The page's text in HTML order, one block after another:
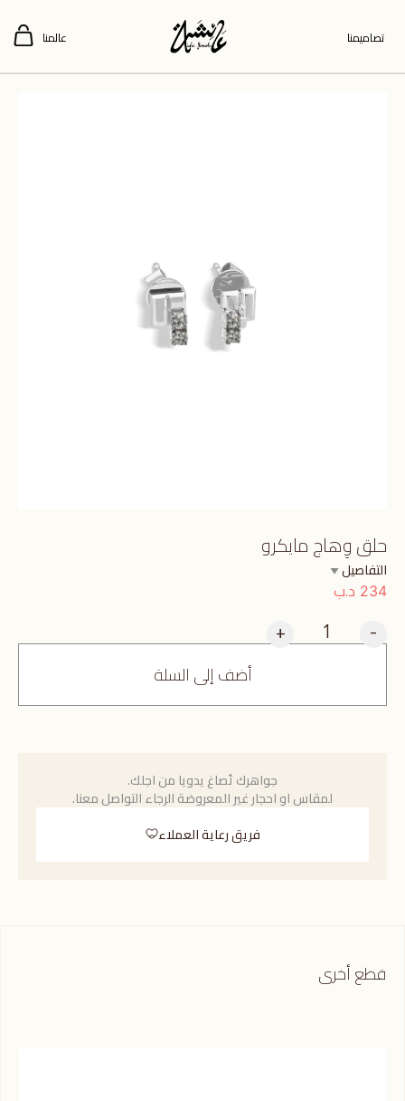
تصاميمنا عالمنا
حلق وِهاج مايكرو
التفاصيل
234 د.ب
-
+
أضف إلى السلة
جواهرك تُصاغ يدويا من اجلك.
لمقاس او احجار غير المعروضة الرجاء التواصل معنا.
فريق رعاية العملاء
قطع أخرى